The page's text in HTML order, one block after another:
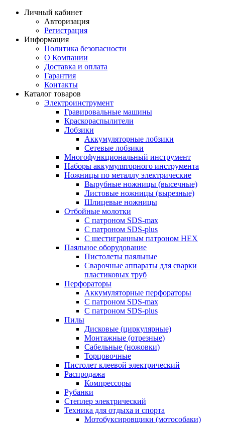
Личный кабинет
Авторизация
Регистрация
Информация
Политика безопасности
О Компании
Доставка и оплата
Гарантия
Контакты
Каталог товаров
Электроинструмент
Гравировальные машины
Краскораспылители
Лобзики
Аккумуляторные лобзики
Сетевые лобзики
Многофункциональный инструмент
Наборы аккумуляторного инструмента
Ножницы по металлу электрические
Вырубные ножницы (высечные)
Листовые ножницы (вырезные)
Шлицевые ножницы
Отбойные молотки
С патроном SDS-max
С патроном SDS-plus
С шестигранным патроном HEX
Паяльное оборудование
Пистолеты паяльные
Сварочные аппараты для сварки
пластиковых труб
Перфораторы
Аккумуляторные перфораторы
С патроном SDS-max
С патроном SDS-plus
Пилы
Дисковые (циркулярные)
Монтажные (отрезные)
Сабельные (ножовки)
Торцовочные
Пистолет клеевой электрический
Распродажа
Компрессоры
Рубанки
Степлер электрический
Техника для отдыха и спорта
Мотобуксировщики (мотособаки)